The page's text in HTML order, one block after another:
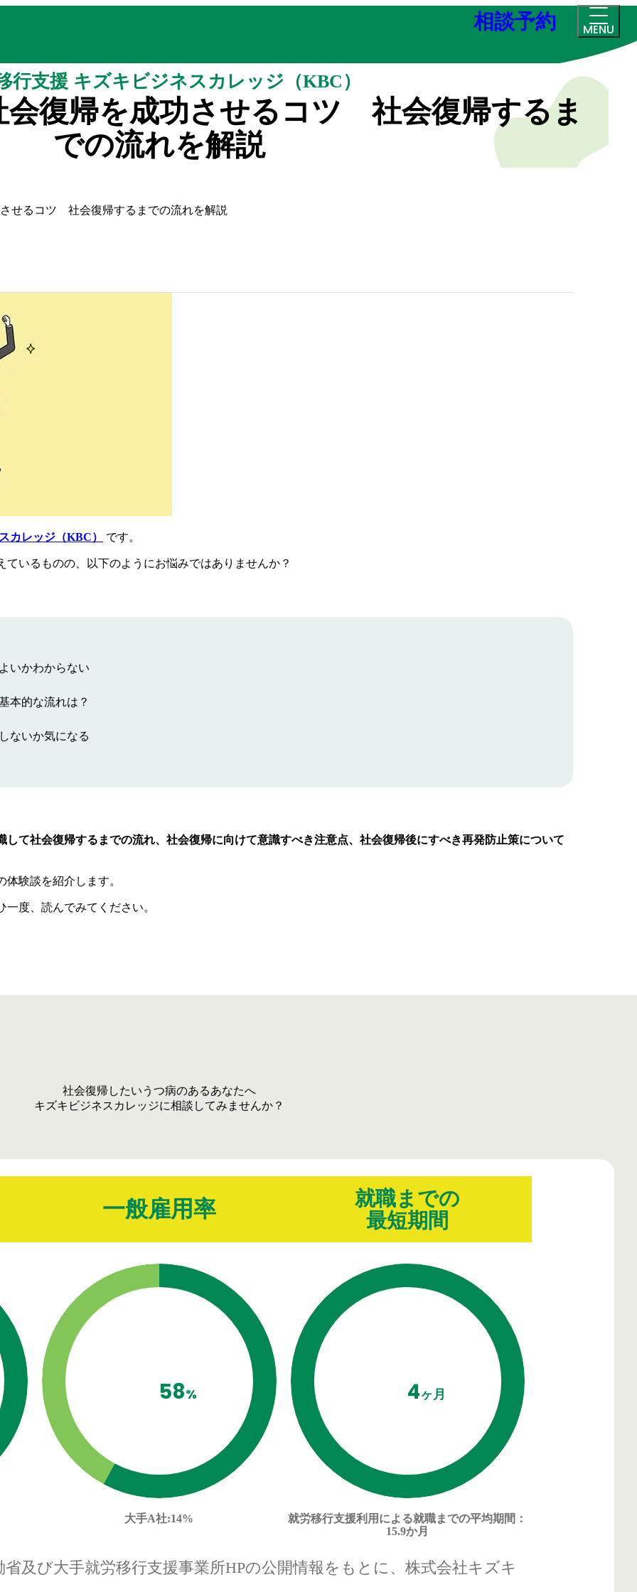
相談予約 MENU
行支援 キズキビジネスカレッジ（KBC）
会復帰を成功させるコツ 社会復帰するま
での流れを解説
せるコツ 社会復帰するまでの流れを解説
カレッジ（KBC） です。
いるものの、以下のようにお悩みではありませんか？
いかわからない
本的な流れは？
ないか気になる
て社会復帰するまでの流れ、社会復帰に向けて意識すべき注意点、社会復帰後にすべき再発防止策について
験談を紹介します。
度、読んでみてください。
社会復帰したいうつ病のあるあなたへ
キズキビジネスカレッジに相談してみませんか？
一般雇用率
58%
大手A社:14%
就職までの
最短期間
4ヶ月
就労移行支援利用による就職までの平均期間 ：
15.9か月
及び大手就労移行支援事業所HPの公開情報をもとに、株式会社キズキ